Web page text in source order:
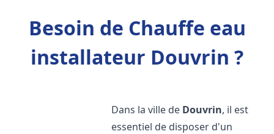
Besoin de Chauffe eau
installateur Douvrin ?
Dans la ville de Douvrin, il est
essentiel de disposer d'un